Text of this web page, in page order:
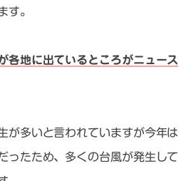
す。
各地に出ているところがニュース
が多いと言われていますが今年は
ったため、多くの台風が発生して